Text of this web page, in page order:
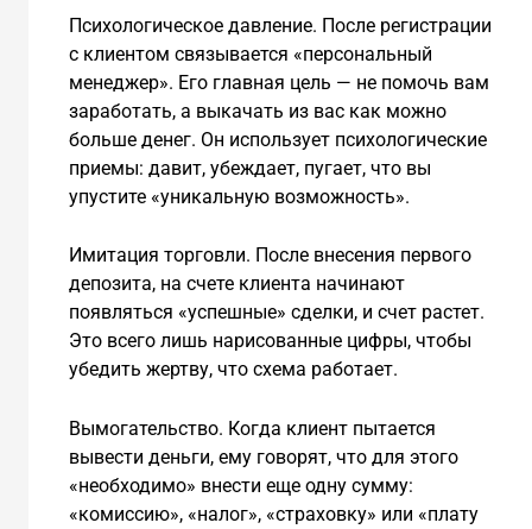
Психологическое давление. После регистрации
с клиентом связывается «персональный
менеджер». Его главная цель — не помочь вам
заработать, а выкачать из вас как можно
больше денег. Он использует психологические
приемы: давит, убеждает, пугает, что вы
упустите «уникальную возможность».
Имитация торговли. После внесения первого
депозита, на счете клиента начинают
появляться «успешные» сделки, и счет растет.
Это всего лишь нарисованные цифры, чтобы
убедить жертву, что схема работает.
Вымогательство. Когда клиент пытается
вывести деньги, ему говорят, что для этого
«необходимо» внести еще одну сумму:
«комиссию», «налог», «страховку» или «плату